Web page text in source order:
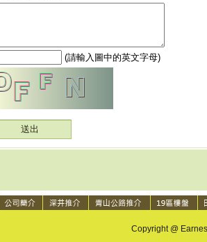
(請輸入圖中的英文字母)
Copyright @